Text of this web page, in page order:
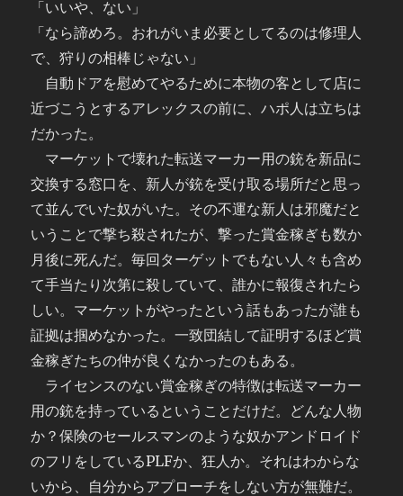
「いいや、ない」
「なら諦めろ。おれがいま必要としてるのは修理人
で、狩りの相棒じゃない」
自動ドアを慰めてやるために本物の客として店に
近づこうとするアレックスの前に、ハポ人は立ちは
だかった。
マーケットで壊れた転送マーカー用の銃を新品に
交換する窓口を、新人が銃を受け取る場所だと思っ
て並んでいた奴がいた。その不運な新人は邪魔だと
いうことで撃ち殺されたが、撃った賞金稼ぎも数か
月後に死んだ。毎回ターゲットでもない人々も含め
て手当たり次第に殺していて、誰かに報復されたら
しい。マーケットがやったという話もあったが誰も
証拠は掴めなかった。一致団結して証明するほど賞
金稼ぎたちの仲が良くなかったのもある。
ライセンスのない賞金稼ぎの特徴は転送マーカー
用の銃を持っているということだけだ。どんな人物
か？保険のセールスマンのような奴かアンドロイド
のフリをしているPLFか、狂人か。それはわからな
いから、自分からアプローチをしない方が無難だ。